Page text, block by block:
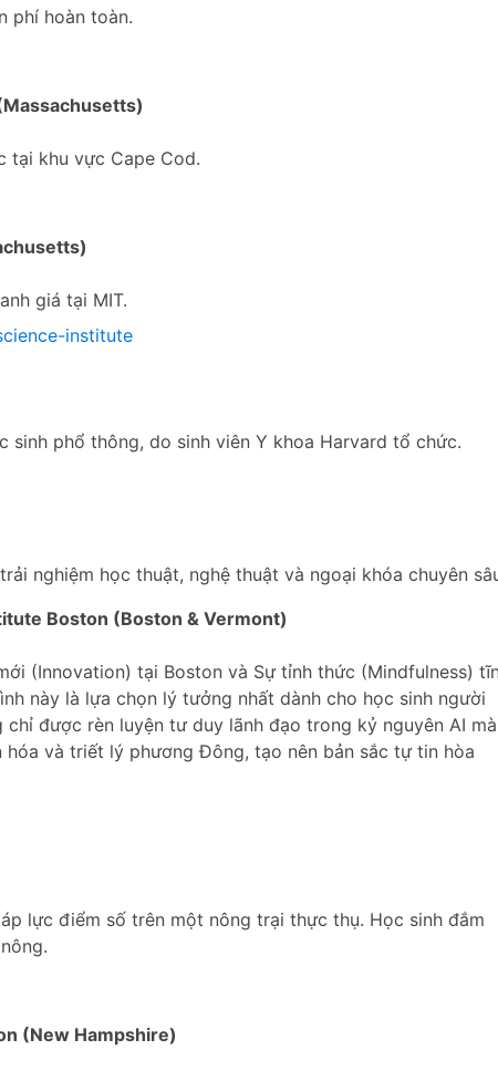
phí hoàn toàn.
tại khu vực Cape Cod.
giá tại MIT.
institute
sinh phổ thông, do sinh viên Y khoa Harvard tổ chức.
nghiệm học thuật, nghệ thuật và ngoại khóa chuyên
Boston (Boston & Vermont)
(Innovation) tại Boston và Sự tỉnh thức (Mindfulness)
này là lựa chọn lý tưởng nhất dành cho học sinh người
được rèn luyện tư duy lãnh đạo trong kỷ nguyên AI mà
và triết lý phương Đông, tạo nên bản sắc tự tin hòa
lực điểm số trên một nông trại thực thụ. Học sinh đắm
(New Hampshire)